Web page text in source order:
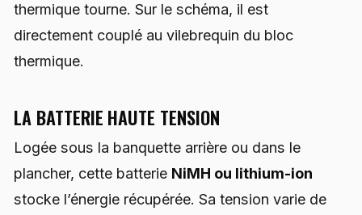
thermique tourne. Sur le schéma, il est
directement couplé au vilebrequin du bloc
thermique.
LA BATTERIE HAUTE TENSION
Logée sous la banquette arrière ou dans le
plancher, cette batterie NiMH ou lithium-ion
stocke l’énergie récupérée. Sa tension varie de